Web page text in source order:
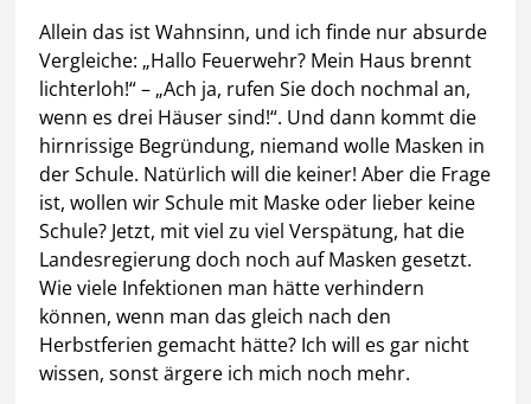
Allein das ist Wahnsinn, und ich finde nur absurde
Vergleiche: „Hallo Feuerwehr? Mein Haus brennt
lichterloh!“ – „Ach ja, rufen Sie doch nochmal an,
wenn es drei Häuser sind!“. Und dann kommt die
hirnrissige Begründung, niemand wolle Masken in
der Schule. Natürlich will die keiner! Aber die Frage
ist, wollen wir Schule mit Maske oder lieber keine
Schule? Jetzt, mit viel zu viel Verspätung, hat die
Landesregierung doch noch auf Masken gesetzt.
Wie viele Infektionen man hätte verhindern
können, wenn man das gleich nach den
Herbstferien gemacht hätte? Ich will es gar nicht
wissen, sonst ärgere ich mich noch mehr.